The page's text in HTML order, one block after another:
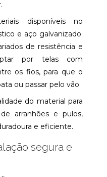
disponíveis no
e aço galvanizado.
de resistência e
por telas com
os fios, para que o
ou passar pelo vão.
do material para
arranhões e pulos,
e eficiente.
segura e